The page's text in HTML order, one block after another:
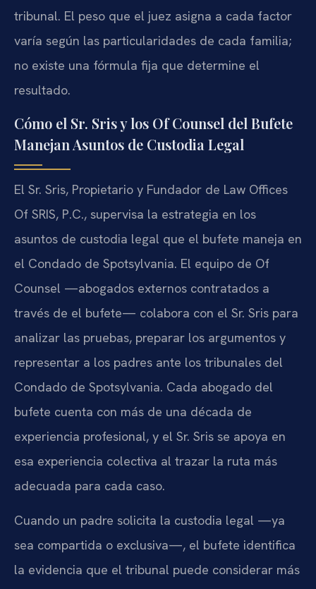
tribunal. El peso que el juez asigna a cada factor
varía según las particularidades de cada familia;
no existe una fórmula fija que determine el
resultado.
Cómo el Sr. Sris y los Of Counsel del Bufete
Manejan Asuntos de Custodia Legal
El Sr. Sris, Propietario y Fundador de Law Offices
Of SRIS, P.C., supervisa la estrategia en los
asuntos de custodia legal que el bufete maneja en
el Condado de Spotsylvania. El equipo de Of
Counsel —abogados externos contratados a
través de el bufete— colabora con el Sr. Sris para
analizar las pruebas, preparar los argumentos y
representar a los padres ante los tribunales del
Condado de Spotsylvania. Cada abogado del
bufete cuenta con más de una década de
experiencia profesional, y el Sr. Sris se apoya en
esa experiencia colectiva al trazar la ruta más
adecuada para cada caso.
Cuando un padre solicita la custodia legal —ya
sea compartida o exclusiva—, el bufete identifica
la evidencia que el tribunal puede considerar más